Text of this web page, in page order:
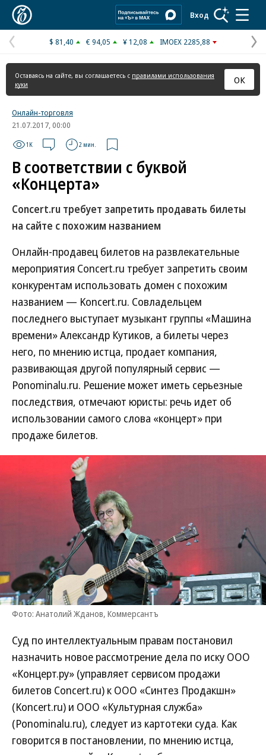
Вход
Предыдущая
страница
$ 81,40 € 94,05 ¥ 12,08 IMOEX 2285,88
Оставаясь на сайте, вы соглашаетесь с правилами использования
куки
ОК
Онлайн-торговля
21.07.2017, 00:00
1K 2 мин.
В соответствии с буквой
«Концерта»
Concert.ru требует запретить продавать билеты
на сайте с похожим названием
Онлайн-продавец билетов на развлекательные
мероприятия Concert.ru требует запретить своим
конкурентам использовать домен с похожим
названием — Koncert.ru. Совладельцем
последнего выступает музыкант группы «Машина
времени» Александр Кутиков, а билеты через
него, по мнению истца, продает компания,
развивающая другой популярный сервис —
Ponominalu.ru. Решение может иметь серьезные
последствия, отмечают юристы: речь идет об
использовании самого слова «концерт» при
продаже билетов.
Фото: Анатолий Жданов, Коммерсантъ
Суд по интеллектуальным правам постановил
назначить новое рассмотрение дела по иску ООО
«Концерт.ру» (управляет сервисом продажи
билетов Concert.ru) к ООО «Синтез Продакшн»
(Koncert.ru) и ООО «Культурная служба»
(Ponominalu.ru), следует из картотеки суда. Как
говорится в постановлении, по мнению истца,